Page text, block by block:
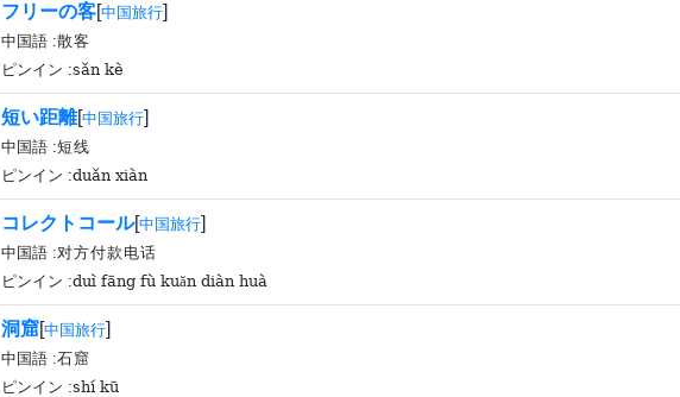
フリーの客[中国旅行]
中国語 :散客
ピンイン :sǎn kè
短い距離[中国旅行]
中国語 :短线
ピンイン :duǎn xiàn
コレクトコール[中国旅行]
中国語 :对方付款电话
ピンイン :duì fāng fù kuăn diàn huà
洞窟[中国旅行]
中国語 :石窟
ピンイン :shí kū